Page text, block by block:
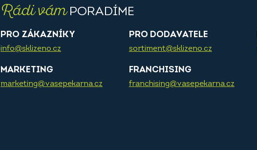
Rádi vámPORADÍME
PRO ZÁKAZNÍKY
info@sklizeno.cz
PRO DODAVATELE
sortiment@sklizeno.cz
MARKETING
marketing@vasepekarna.cz
FRANCHISING
franchising@vasepekarna.cz